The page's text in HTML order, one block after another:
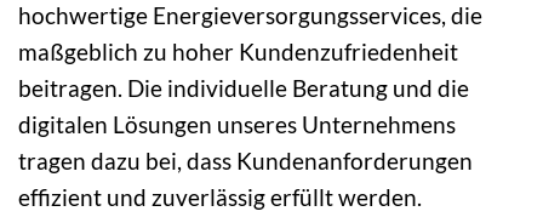
hochwertige Energieversorgungsservices, die
maßgeblich zu hoher Kundenzufriedenheit
beitragen. Die individuelle Beratung und die
digitalen Lösungen unseres Unternehmens
tragen dazu bei, dass Kundenanforderungen
effizient und zuverlässig erfüllt werden.